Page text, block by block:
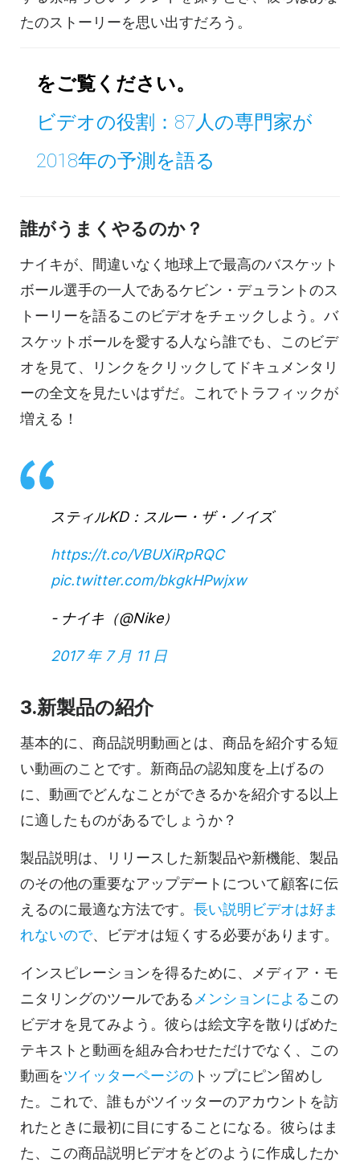
たのストーリーを思い出すだろう。
をご覧ください。
ビデオの役割：87人の専門家が
2018年の予測を語る
誰がうまくやるのか？
ナイキが、間違いなく地球上で最高のバスケット
ボール選手の一人であるケビン・デュラントのス
トーリーを語るこのビデオをチェックしよう。バ
スケットボールを愛する人なら誰でも、このビデ
オを見て、リンクをクリックしてドキュメンタリ
ーの全文を見たいはずだ。これでトラフィックが
増える！
スティルKD：スルー・ザ・ノイズ
https://t.co/VBUXiRpRQC
pic.twitter.com/bkgkHPwjxw
- ナイキ（@Nike）
2017 年 7 月 11 日
3.新製品の紹介
基本的に、商品説明動画とは、商品を紹介する短
い動画のことです。新商品の認知度を上げるの
に、動画でどんなことができるかを紹介する以上
に適したものがあるでしょうか？
製品説明は、リリースした新製品や新機能、製品
のその他の重要なアップデートについて顧客に伝
えるのに最適な方法です。 長い説明ビデオは好ま
れないので、ビデオは短くする必要があります。
インスピレーションを得るために、メディア・モ
ニタリングのツールである メンションによるこの
ビデオを見てみよう。彼らは絵文字を散りばめた
テキストと動画を組み合わせただけでなく、この
動画をツイッターページの トップにピン留めし
た。これで、誰もがツイッターのアカウントを訪
れたときに最初に目にすることになる。彼らはま
た、この商品説明ビデオをどのように作成したか